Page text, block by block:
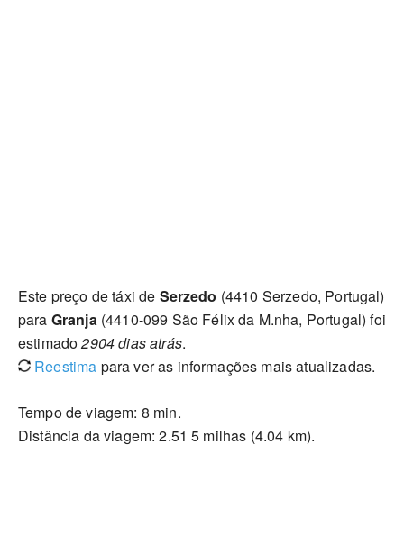
Este preço de táxi de Serzedo (4410 Serzedo, Portugal)
para Granja(4410-099 São Félix da M.nha, Portugal) foi
estimado2904 dias atrás.
Reestima para ver as informações mais atualizadas.
Tempo de viagem: 8 min.
Distância da viagem: 2.51 5 milhas (4.04 km).